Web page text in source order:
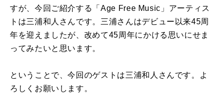
すが、今回ご紹介する「Age Free Music 」アーティス
トは三浦和人さんです。三浦さんはデビュー以来45周
年を迎えましたが、改めて45周年にかける思いにせま
ってみたいと思います。
ということで、今回のゲストは三浦和人さんです。よ
ろしくお願いします。